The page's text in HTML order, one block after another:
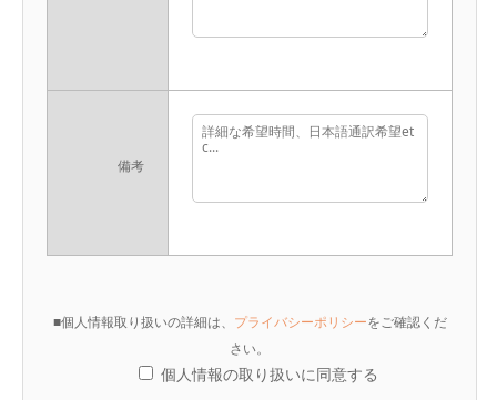
備考
■個人情報取り扱いの詳細は、 プライバシーポリシーをご確認くだ
さい。
個人情報の取り扱いに同意する